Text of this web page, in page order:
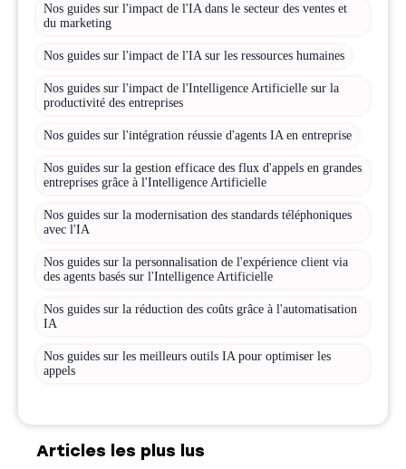
Nos guides sur l'impact de l'IA dans le secteur des ventes et
du marketing
Nos guides sur l'impact de l'IA sur les ressources humaines
Nos guides sur l'impact de l'Intelligence Artificielle sur la
productivité des entreprises
Nos guides sur l'intégration réussie d'agents IA en entreprise
Nos guides sur la gestion efficace des flux d'appels en grandes
entreprises grâce à l'Intelligence Artificielle
Nos guides sur la modernisation des standards téléphoniques
avec l'IA
Nos guides sur la personnalisation de l'expérience client via
des agents basés sur l'Intelligence Artificielle
Nos guides sur la réduction des coûts grâce à l'automatisation
IA
Nos guides sur les meilleurs outils IA pour optimiser les
appels
Articles les plus lus